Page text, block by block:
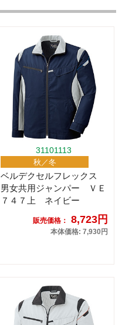
31101113
秋／冬
ベルデクセルフレックス
男女共用ジャンパー ＶＥ
７４７上 ネイビー
販売価格： 8,723円
本体価格: 7,930円